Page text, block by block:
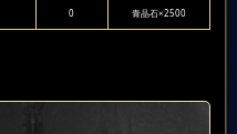
0 青晶石×2500